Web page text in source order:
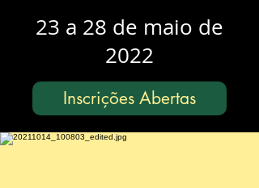
23 a 28 de maio de
2022
Inscrições Abertas